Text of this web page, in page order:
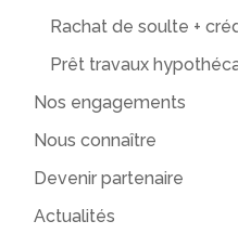
Rachat de soulte +
Prêt travaux
Nos engagements
Nous connaître
Devenir partenaire
Actualités